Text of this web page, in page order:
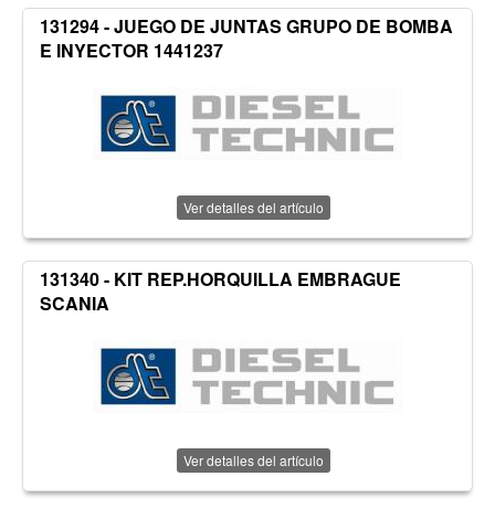
131294 - JUEGO DE JUNTAS GRUPO DE BOMBA
E INYECTOR 1441237
Ver detalles del artículo
131340 - KIT REP.HORQUILLA EMBRAGUE
SCANIA
Ver detalles del artículo